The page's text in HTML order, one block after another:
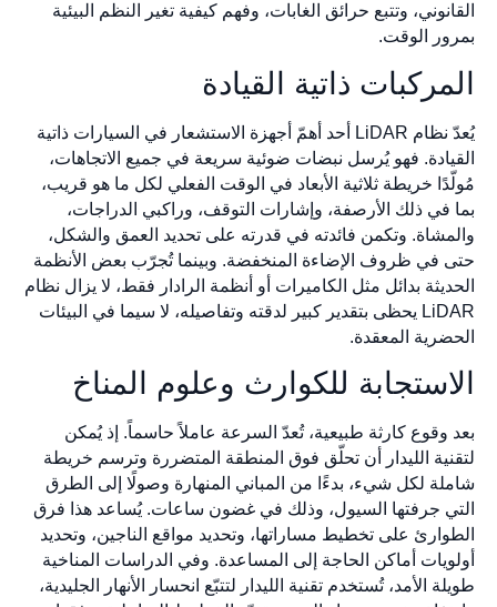
القانوني، وتتبع حرائق الغابات، وفهم كيفية تغير النظم البيئية
بمرور الوقت.
المركبات ذاتية القيادة
يُعدّ نظام LiDAR أحد أهمّ أجهزة الاستشعار في السيارات ذاتية
القيادة. فهو يُرسل نبضات ضوئية سريعة في جميع الاتجاهات،
مُولّدًا خريطة ثلاثية الأبعاد في الوقت الفعلي لكل ما هو قريب،
بما في ذلك الأرصفة، وإشارات التوقف، وراكبي الدراجات،
والمشاة. وتكمن فائدته في قدرته على تحديد العمق والشكل،
حتى في ظروف الإضاءة المنخفضة. وبينما تُجرّب بعض الأنظمة
الحديثة بدائل مثل الكاميرات أو أنظمة الرادار فقط، لا يزال نظام
LiDAR يحظى بتقدير كبير لدقته وتفاصيله، لا سيما في البيئات
الحضرية المعقدة.
الاستجابة للكوارث وعلوم المناخ
بعد وقوع كارثة طبيعية، تُعدّ السرعة عاملاً حاسماً. إذ يُمكن
لتقنية الليدار أن تحلّق فوق المنطقة المتضررة وترسم خريطة
شاملة لكل شيء، بدءًا من المباني المنهارة وصولًا إلى الطرق
التي جرفتها السيول، وذلك في غضون ساعات. يُساعد هذا فرق
الطوارئ على تخطيط مساراتها، وتحديد مواقع الناجين، وتحديد
أولويات أماكن الحاجة إلى المساعدة. وفي الدراسات المناخية
طويلة الأمد، تُستخدم تقنية الليدار لتتبّع انحسار الأنهار الجليدية،